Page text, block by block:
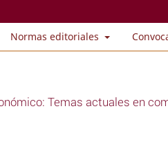
Normas editoriales
Temas actuales en